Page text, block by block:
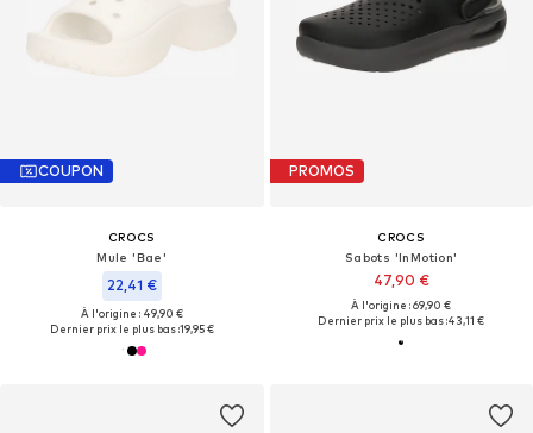
COUPON
CROCS
Mule 'Bae'
22,41 €
À l'origine : 49,90 €
Dernier prix le plus bas :19,95 €
PROMOS
CROCS
Sabots 'InMotion'
47,90 €
À l'origine : 69,90 €
Dernier prix le plus bas :43,11 €